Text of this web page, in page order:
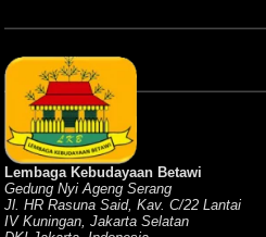
Lembaga Kebudayaan Betawi
Gedung Nyi Ageng Serang
Jl. HR Rasuna Said, Kav. C/22 Lantai
IV Kuningan, Jakarta Selatan